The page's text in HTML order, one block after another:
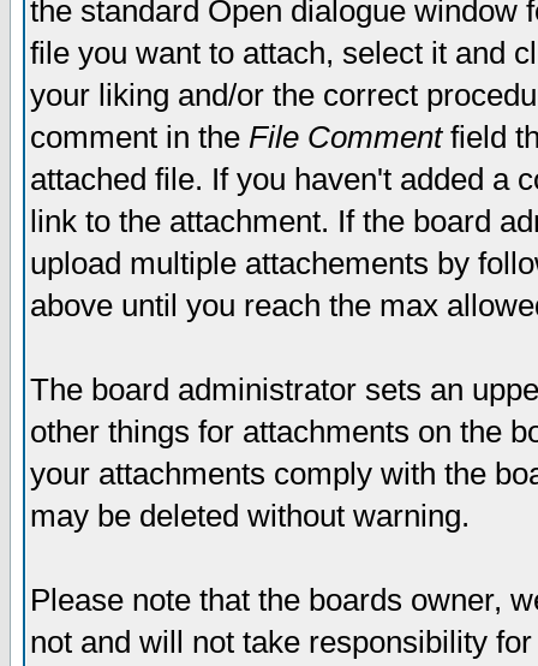
the standard Open dialogue window
file you want to attach, select it and
your liking and/or the correct
comment in the File Commentfield
attached file. If you haven't added a
link to the attachment. If the board
upload multiple attachements by
above until you reach the max
The board administrator sets an
other things for attachments on the
your attachments comply with the
may be deleted without warning.
Please note that the boards owner,
not and will not take responsibility